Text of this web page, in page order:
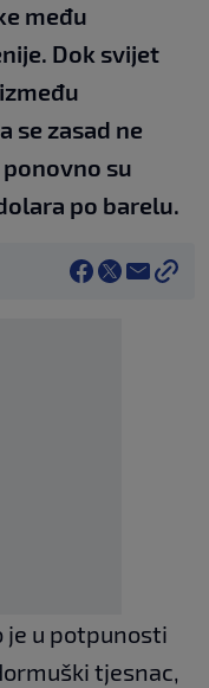
među
Dok svijet
se zasad ne
su
po barelu.
je u potpunosti
tjesnac,